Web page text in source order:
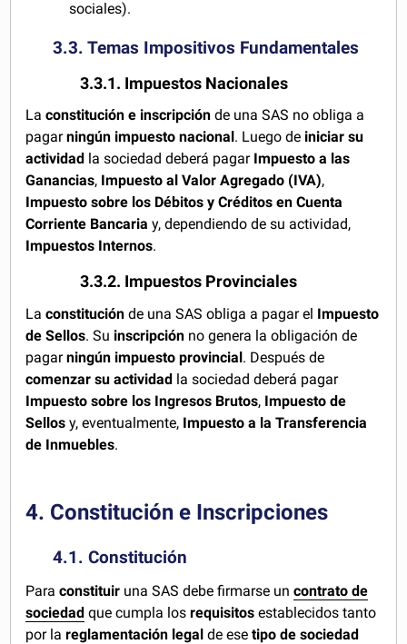
sociales).
3.3. Temas Impositivos Fundamentales
3.3.1. Impuestos Nacionales
Laconstitución e inscripción de una SAS no obliga a
pagarningún impuesto nacional. Luego de iniciar su
actividad la sociedad deberá pagar Impuesto a las
Ganancias, Impuesto al Valor Agregado (IVA),
Impuesto sobre los Débitos y Créditos en Cuenta
Corriente Bancaria y, dependiendo de su actividad,
Impuestos Internos.
3.3.2. Impuestos Provinciales
Laconstitución de una SAS obliga a pagar el Impuesto
de Sellos. Su inscripción no genera la obligación de
pagarningún impuesto provincial. Después de
comenzar su actividad la sociedad deberá pagar
Impuesto sobre los Ingresos Brutos, Impuesto de
Sellos y, eventualmente, Impuesto a la Transferencia
de Inmuebles.
4. Constitución e Inscripciones
4.1. Constitución
Paraconstituir una SAS debe firmarse uncontrato de
sociedad que cumpla losrequisitos establecidos tanto
por lareglamentación legal de esetipo de sociedad